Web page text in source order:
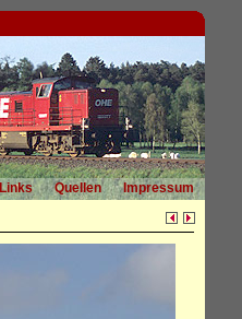
Links Quellen
Impressum